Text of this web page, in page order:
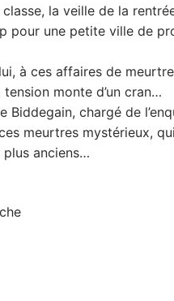
la veille de la
pour une petite ville de
à ces affaires de
monte d’un cran…
Biddegain, chargé de
meurtres mystérieux,
plus anciens…